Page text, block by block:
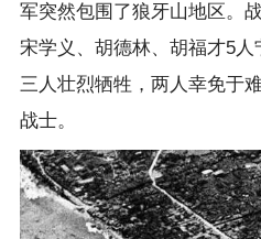
军突然包围了狼牙山地区。
宋学义、胡德林、胡福才5人
三人壮烈牺牲，两人幸免于
战士。